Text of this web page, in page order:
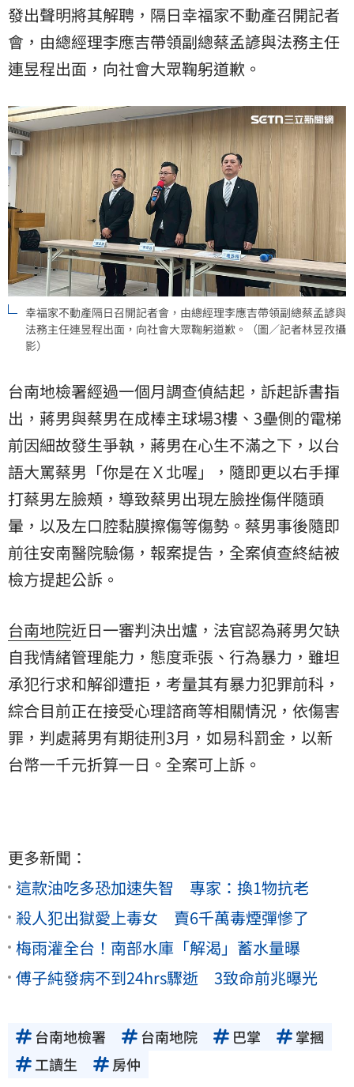
發出聲明將其解聘，隔日幸福家不動產召開記者
會，由總經理李應吉帶領副總蔡孟諺與法務主任
連昱程出面，向社會大眾鞠躬道歉。
幸福家不動產隔日召開記者會，由總經理李應吉帶領副總蔡孟諺與
法務主任連昱程出面，向社會大眾鞠躬道歉。（圖／記者林昱孜攝
影）
台南地檢署經過一個月調查偵結起，訴起訴書指
出，蔣男與蔡男在成棒主球場3樓、3壘側的電梯
前因細故發生爭執，蔣男在心生不滿之下，以台
語大罵蔡男「你是在Ｘ北喔」，隨即更以右手揮
打蔡男左臉頰，導致蔡男出現左臉挫傷伴隨頭
暈，以及左口腔黏膜擦傷等傷勢。蔡男事後隨即
前往安南醫院驗傷，報案提告，全案偵查終結被
檢方提起公訴。
台南地院近日一審判決出爐，法官認為蔣男欠缺
自我情緒管理能力，態度乖張、行為暴力，雖坦
承犯行求和解卻遭拒，考量其有暴力犯罪前科，
綜合目前正在接受心理諮商等相關情況，依傷害
罪，判處蔣男有期徒刑3月，如易科罰金，以新
台幣一千元折算一日。全案可上訴。
更多新聞：
這款油吃多恐加速失智 專家：換1物抗老
殺人犯出獄愛上毒女 賣6千萬毒煙彈慘了
梅雨灌全台！南部水庫「解渴」蓄水量曝
傅子純發病不到24hrs驟逝 3致命前兆曝光
台南地檢署 台南地院 巴掌
掌摑
工讀生
房仲